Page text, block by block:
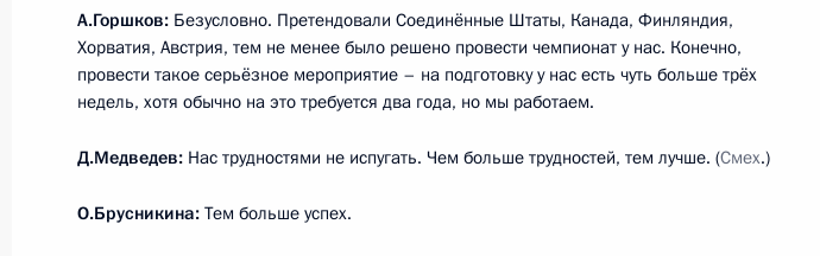
посвящённое детскому здравоохранению
30 мая 2011 года, 15:30
31 марта 2011 года, 16:00
А.Горшков: Безусловно. Претендовали Соединённые Штаты, Канада, Финляндия,
Хорватия, Австрия, тем не менее было решено провести чемпионат у нас. Конечно,
провести такое серьёзное мероприятие – на подготовку у нас есть чуть больше трёх
недель, хотя обычно на это требуется два года, но мы работаем.
Д.Медведев: Нас трудностями не испугать. Чем больше трудностей, тем лучше. (Смех.)
О.Брусникина: Тем больше успех.